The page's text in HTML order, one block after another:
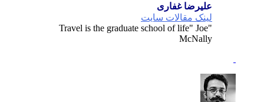
علیرضا غفاری
لینک مقالات سایت
"Travel is the graduate school of life" Joe
McNally